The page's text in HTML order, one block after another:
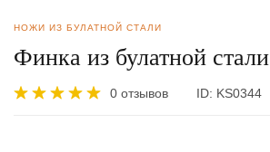
НОЖИ ИЗ БУЛАТНОЙ СТАЛИ
Финка из булатной стали
0 отзывов ID: KS0344